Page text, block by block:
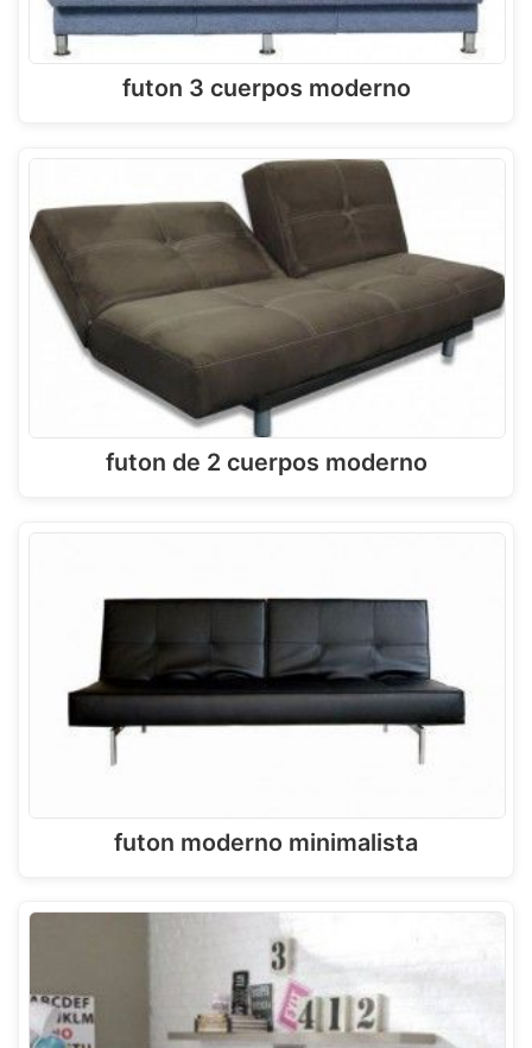
futon 3 cuerpos moderno
futon de 2 cuerpos moderno
futon moderno minimalista